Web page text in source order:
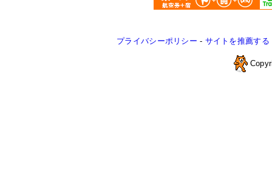
プライバシーポリシー - サイトを推薦する